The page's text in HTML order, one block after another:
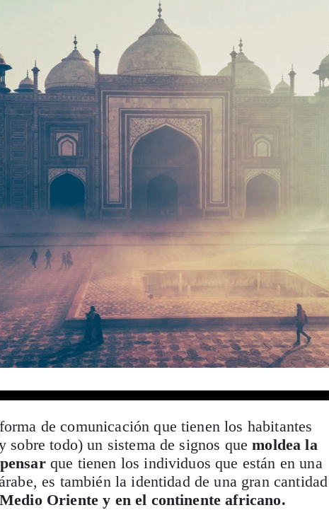
de comunicación que tienen los habitantes
sobre todo) un sistema de signos quemoldea la
que tienen los individuos que están en una
es también la identidad de una gran cantidad
Oriente y en el continente africano.